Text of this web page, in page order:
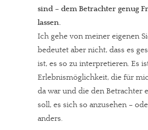
sind – dem Betrachter genug
lassen.
Ich gehe von meiner eigenen
bedeutet aber nicht, dass es
ist, es so zu interpretieren. Es
Erlebnismöglichkeit, die für
da war und die den Betrachter
soll, es sich so anzusehen –
anders.